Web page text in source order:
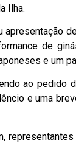
Ilha.
apresentação
de
e um
ao pedido
e uma